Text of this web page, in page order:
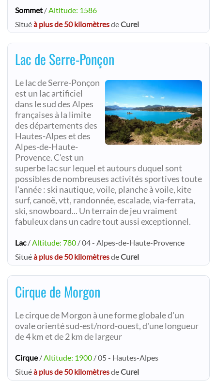
Sommet / Altitude: 1586
Situéà plus de 50 kilomètresdeCurel
Lac de Serre-Ponçon
Le lac de Serre-Ponçon
est un lac artificiel
dans le sud des Alpes
françaises à la limite
des départements des
Hautes-Alpes et des
Alpes-de-Haute-
Provence. C'est un
superbe lac sur lequel et autours duquel sont
possibles de nombreuses activités sportives toute
l'année : ski nautique, voile, planche à voile, kite
surf, canoë, vtt, randonnée, escalade, via-ferrata,
ski, snowboard... Un terrain de jeu vraiment
fabuleux dans un cadre tout aussi exceptionnel.
Lac/ Altitude: 780 / 04 - Alpes-de-Haute-Provence
Situéà plus de 50 kilomètresdeCurel
Cirque de Morgon
Le cirque de Morgon à une forme globale d'un
ovale orienté sud-est/nord-ouest, d'une longueur
de 4 km et de 2 km de largeur
Cirque/ Altitude: 1900 / 05 - Hautes-Alpes
Situéà plus de 50 kilomètresdeCurel